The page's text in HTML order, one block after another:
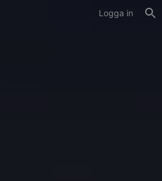
Logga in